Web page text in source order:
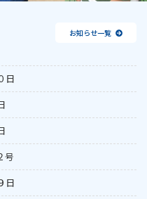
お知らせ一覧
日
号
日